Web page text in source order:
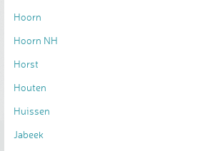
Hoorn
Hoorn NH
Horst
Houten
Huissen
Jabeek